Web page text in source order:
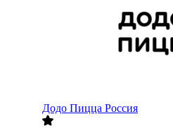
Додо Пицца Россия